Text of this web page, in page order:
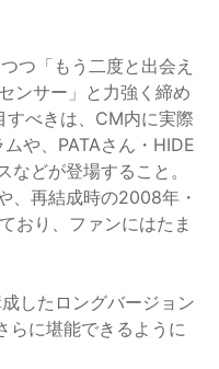
つ「もう二度と出会え
ンサー」と力強く締め
すべきは、CM内に実際
や、PATAさん・HIDE
どが登場すること。
、再結成時の2008年・
おり、ファンにはたま
したロングバージョン
らに堪能できるように